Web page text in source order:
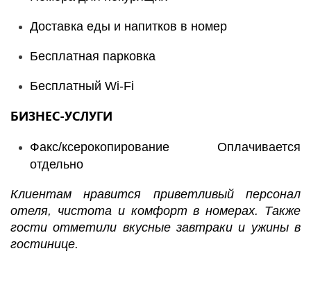
Доставка еды и напитков в номер
Бесплатная парковка
Бесплатный Wi-Fi
БИЗНЕС-УСЛУГИ
Факс/ксерокопирование Оплачивается
отдельно
Клиентам нравится приветливый персонал
отеля, чистота и комфорт в номерах. Также
гости отметили вкусные завтраки и ужины в
гостинице.